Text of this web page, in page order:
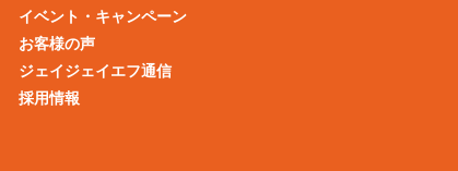
イベント・キャンペーン
お客様の声
ジェイジェイエフ通信
採用情報